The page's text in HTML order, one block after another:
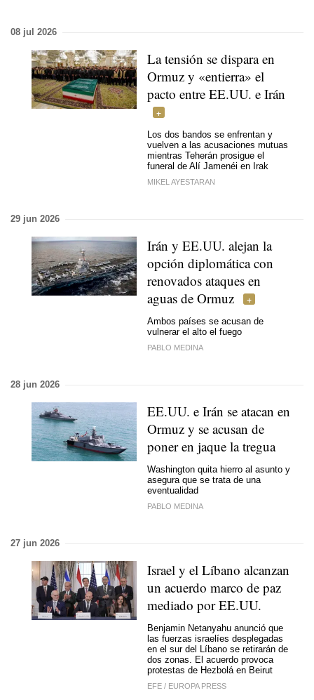
08 jul 2026
La tensión se dispara en
Ormuz y «entierra» el
pacto entre EE.UU. e Irán
Los dos bandos se enfrentan y
vuelven a las acusaciones mutuas
mientras Teherán prosigue el
funeral de Alí Jamenéi en Irak
MIKEL AYESTARAN
29 jun 2026
Irán y EE.UU. alejan la
opción diplomática con
renovados ataques en
aguas de Ormuz
Ambos países se acusan de
vulnerar el alto el fuego
PABLO MEDINA
28 jun 2026
EE.UU. e Irán se atacan en
Ormuz y se acusan de
poner en jaque la tregua
Washington quita hierro al asunto y
asegura que se trata de una
eventualidad
PABLO MEDINA
27 jun 2026
Israel y el Líbano alcanzan
un acuerdo marco de paz
mediado por EE.UU.
Benjamin Netanyahu anunció que
las fuerzas israelíes desplegadas
en el sur del Líbano se retirarán de
dos zonas. El acuerdo provoca
protestas de Hezbolá en Beirut
EFE / EUROPA PRESS